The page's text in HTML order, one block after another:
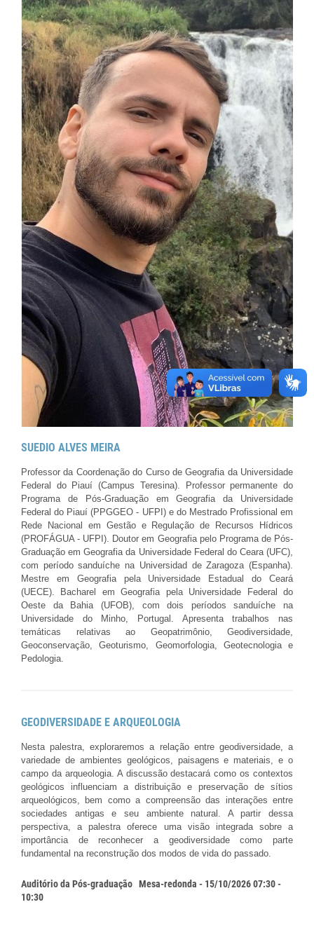
SUEDIO ALVES MEIRA
Professor da Coordenação do Curso de Geografia da Universidade
Federal do Piauí (Campus Teresina). Professor permanente do
Programa de Pós-Graduação em Geografia da Universidade
Federal do Piauí (PPGGEO - UFPI) e do Mestrado Profissional em
Rede Nacional em Gestão e Regulação de Recursos Hídricos
(PROFÁGUA - UFPI). Doutor em Geografia pelo Programa de Pós-
Graduação em Geografia da Universidade Federal do Ceara (UFC),
com período sanduíche na Universidad de Zaragoza (Espanha).
Mestre em Geografia pela Universidade Estadual do Ceará
(UECE). Bacharel em Geografia pela Universidade Federal do
Oeste da Bahia (UFOB), com dois períodos sanduíche na
Universidade do Minho, Portugal. Apresenta trabalhos nas
temáticas relativas ao Geopatrimônio, Geodiversidade,
Geoconservação, Geoturismo, Geomorfologia, Geotecnologia e
Pedologia.
GEODIVERSIDADE E ARQUEOLOGIA
Nesta palestra, exploraremos a relação entre geodiversidade, a
variedade de ambientes geológicos, paisagens e materiais, e o
campo da arqueologia. A discussão destacará como os contextos
geológicos influenciam a distribuição e preservação de sítios
arqueológicos, bem como a compreensão das interações entre
sociedades antigas e seu ambiente natural. A partir dessa
perspectiva, a palestra oferece uma visão integrada sobre a
importância de reconhecer a geodiversidade como parte
fundamental na reconstrução dos modos de vida do passado.
Auditório da Pós-graduação Mesa-redonda - 15/10/2026 07:30 -
10:30